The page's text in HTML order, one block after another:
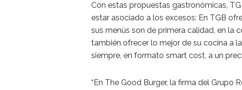
Con estas propuestas gastronómicas,
estar asociado a los excesos: En TGB
sus menús son de primera calidad, en la
también ofrecer lo mejor de su cocina a
siempre, en formato smart cost, a un
“En The Good Burger, la firma del Grupo